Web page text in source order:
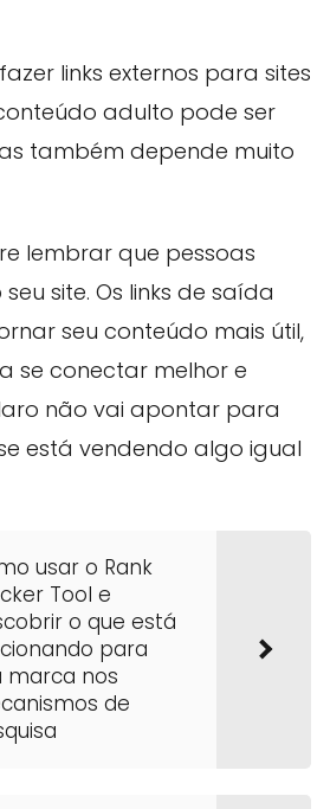
links externos para sites
adulto pode ser
também depende muito
lembrar que pessoas
site. Os links de saída
seu conteúdo mais útil,
se conectar melhor e
não vai apontar para
está vendendo algo igual
usar o Rank
Tool e
o que está
para
marca nos
de